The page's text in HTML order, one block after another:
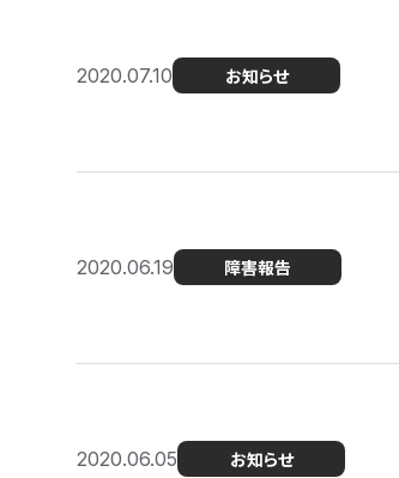
2020.07.10 お知らせ
2020.06.19 障害報告
2020.06.05 お知らせ